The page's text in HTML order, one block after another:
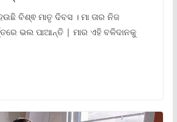
ବିଶ୍ଵ ମାତୃ ଦିବସ । ମା ତାର ନିଜ
ଭଲ ପାଆନ୍ତି | ମାର ଏହି ବଳିଦାନକୁ